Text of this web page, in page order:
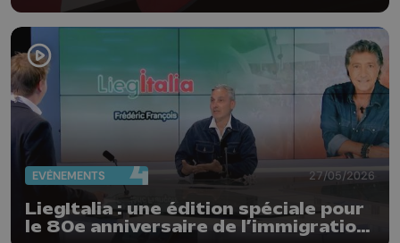
EVÈNEMENTS 27/05/2026
LiegItalia : une édition spéciale pour
le 80e anniversaire de l’immigration